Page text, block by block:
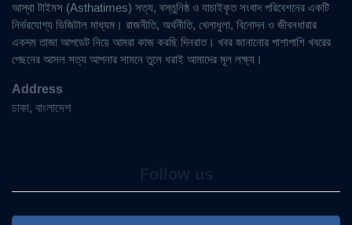
আস্থা টাইমস (Asthatimes) সত্য, বস্তুনিষ্ঠ ও যাচাইকৃত সংবাদ পরিবেশনের একটি
নির্ভরযোগ্য ডিজিটাল মাধ্যম। রাজনীতি, অর্থনীতি, খেলাধুলা, বিনোদন ও জীবনধারার
একদম তাজা আপডেট নিয়ে আমরা কাজ করছি দিনরাত। খবর জানানোর পাশাপাশি খবরের
পেছনের আসল সত্য আপনার সামনে তুলে ধরাই আমাদের মূল লক্ষ্য।
Address
ঢাকা, বাংলাদেশ